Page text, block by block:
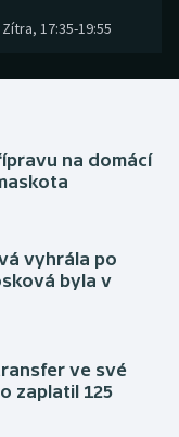
Zítra, 17:35-19:55
na domácí
vyhrála po
byla v
ve své
zaplatil 125